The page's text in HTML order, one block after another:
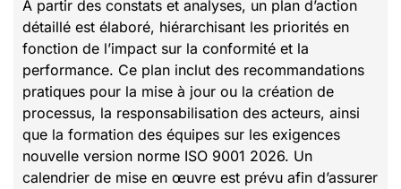
À partir des constats et analyses, un plan d’action
détaillé est élaboré, hiérarchisant les priorités en
fonction de l’impact sur la conformité et la
performance. Ce plan inclut des recommandations
pratiques pour la mise à jour ou la création de
processus, la responsabilisation des acteurs, ainsi
que la formation des équipes sur les exigences
nouvelle version norme ISO 9001 2026. Un
calendrier de mise en œuvre est prévu afin d’assurer